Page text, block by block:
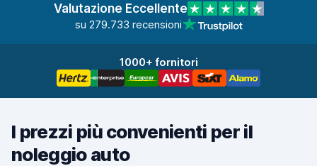
Valutazione Eccellente
su 279.733 recensioni
1000+ fornitori
I prezzi più convenienti per il
noleggio auto